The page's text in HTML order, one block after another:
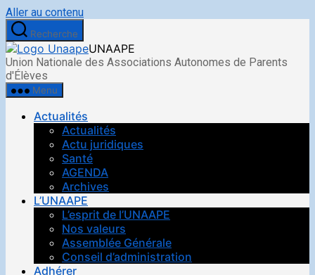
Aller au contenu
Recherche
UNAAPE
Union Nationale des Associations Autonomes de Parents
d'Élèves
Menu
Actualités
Actualités
Actu juridiques
Santé
AGENDA
Archives
L’UNAAPE
L’esprit de l’UNAAPE
Nos valeurs
Assemblée Générale
Conseil d’administration
Adhérer